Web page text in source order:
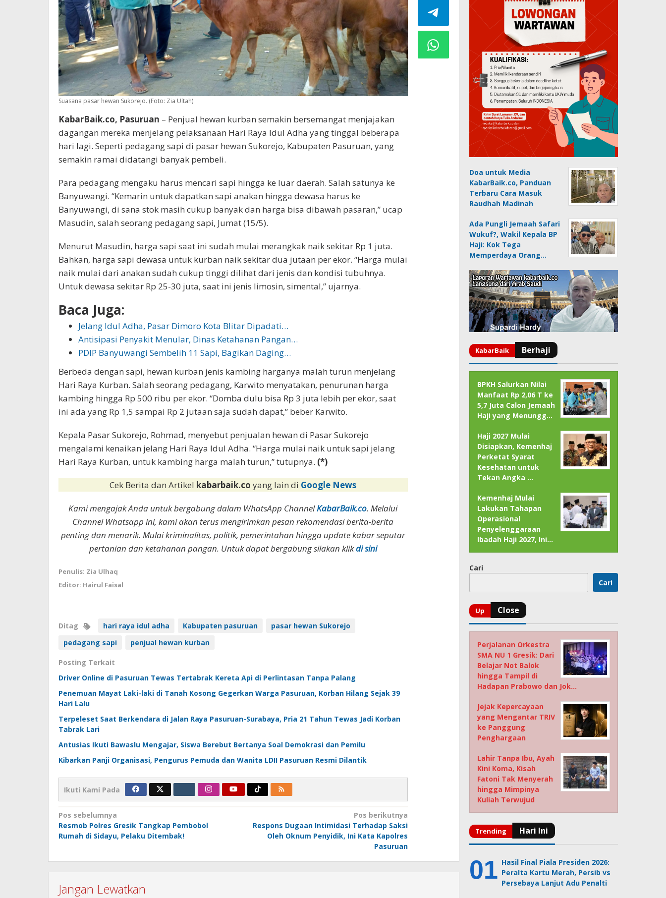
Suasana pasar hewan Sukorejo. (Foto: Zia Ultah)
KabarBaik.co, Pasuruan – Penjual hewan kurban semakin bersemangat menjajakan
dagangan mereka menjelang pelaksanaan Hari Raya Idul Adha yang tinggal beberapa
hari lagi. Seperti pedagang sapi di pasar hewan Sukorejo, Kabupaten Pasuruan, yang
semakin ramai didatangi banyak pembeli.
Para pedagang mengaku harus mencari sapi hingga ke luar daerah. Salah satunya ke
Banyuwangi. “Kemarin untuk dapatkan sapi anakan hingga dewasa harus ke
Banyuwangi, di sana stok masih cukup banyak dan harga bisa dibawah pasaran,” ucap
Masudin, salah seorang pedagang sapi, Jumat (15/5).
Menurut Masudin, harga sapi saat ini sudah mulai merangkak naik sekitar Rp 1 juta.
Bahkan, harga sapi dewasa untuk kurban naik sekitar dua jutaan per ekor. “Harga mulai
naik mulai dari anakan sudah cukup tinggi dilihat dari jenis dan kondisi tubuhnya.
Untuk dewasa sekitar Rp 25-30 juta, saat ini jenis limosin, simental,” ujarnya.
Baca Juga:
Jelang Idul Adha, Pasar Dimoro Kota Blitar Dipadati…
Antisipasi Penyakit Menular, Dinas Ketahanan Pangan…
PDIP Banyuwangi Sembelih 11 Sapi, Bagikan Daging…
Berbeda dengan sapi, hewan kurban jenis kambing harganya malah turun menjelang
Hari Raya Kurban. Salah seorang pedagang, Karwito menyatakan, penurunan harga
kambing hingga Rp 500 ribu per ekor. “Domba dulu bisa Rp 3 juta lebih per ekor, saat
ini ada yang Rp 1,5 sampai Rp 2 jutaan saja sudah dapat,” beber Karwito.
Kepala Pasar Sukorejo, Rohmad, menyebut penjualan hewan di Pasar Sukorejo
mengalami kenaikan jelang Hari Raya Idul Adha. “Harga mulai naik untuk sapi jelang
Hari Raya Kurban, untuk kambing harga malah turun,” tutupnya. (*)
Cek Berita dan Artikel kabarbaik.coyang lain di Google News
Kami mengajak Anda untuk bergabung dalam WhatsApp ChannelKabarBaik.co. Melalui
Channel Whatsapp ini, kami akan terus mengirimkan pesan rekomendasi berita-berita
penting dan menarik. Mulai kriminalitas, politik, pemerintahan hingga update kabar seputar
pertanian dan ketahanan pangan. Untuk dapat bergabung silakan klikdi sini
Penulis: Zia Ulhaq
Editor: Hairul Faisal
Ditag hari raya idul adha Kabupaten pasuruan
pasar hewan Sukorejo
pedagang sapi
penjual hewan kurban
Posting Terkait
Driver Online di Pasuruan Tewas Tertabrak Kereta Api di Perlintasan Tanpa Palang
Penemuan Mayat Laki-laki di Tanah Kosong Gegerkan Warga Pasuruan, Korban Hilang Sejak 39
Hari Lalu
Terpeleset Saat Berkendara di Jalan Raya Pasuruan-Surabaya, Pria 21 Tahun Tewas Jadi Korban
Tabrak Lari
Antusias Ikuti Bawaslu Mengajar, Siswa Berebut Bertanya Soal Demokrasi dan Pemilu
Kibarkan Panji Organisasi, Pengurus Pemuda dan Wanita LDII Pasuruan Resmi Dilantik
Ikuti Kami Pada
Navigasi
pos
Pos sebelumnya
Resmob Polres Gresik Tangkap Pembobol
Rumah di Sidayu, Pelaku Ditembak!
Pos berikutnya
Respons Dugaan Intimidasi Terhadap Saksi
Oleh Oknum Penyidik, Ini Kata Kapolres
Pasuruan
Jangan Lewatkan
Doa untuk Media
KabarBaik.co, Panduan
Terbaru Cara Masuk
Raudhah Madinah
Ada Pungli Jemaah Safari
Wukuf?, Wakil Kepala BP
Haji: Kok Tega
Memperdaya Orang…
BPKH Salurkan Nilai
Manfaat Rp 2,06 T ke
5,7 Juta Calon Jemaah
Haji yang Menungg…
Haji 2027 Mulai
Disiapkan, Kemenhaj
Perketat Syarat
Kesehatan untuk
Tekan Angka …
Kemenhaj Mulai
Lakukan Tahapan
Operasional
Penyelenggaraan
Ibadah Haji 2027, Ini…
Cari
Cari
Perjalanan Orkestra
SMA NU 1 Gresik: Dari
Belajar Not Balok
hingga Tampil di
Hadapan Prabowo dan Jok…
Jejak Kepercayaan
yang Mengantar TRIV
ke Panggung
Penghargaan
Lahir Tanpa Ibu, Ayah
Kini Koma, Kisah
Fatoni Tak Menyerah
hingga Mimpinya
Kuliah Terwujud
Hasil Final Piala Presiden 2026:
Peralta Kartu Merah, Persib vs
Persebaya Lanjut Adu Penalti